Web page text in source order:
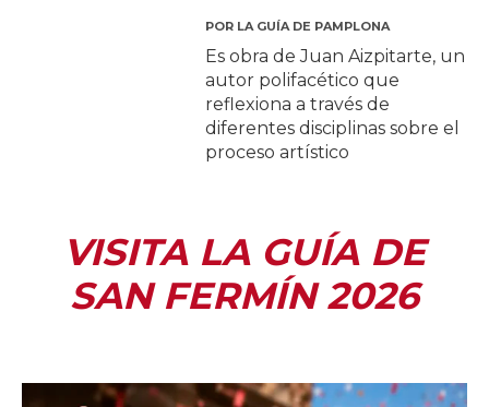
POR LA GUÍA DE PAMPLONA
Es obra de Juan Aizpitarte, un
autor polifacético que
reflexiona a través de
diferentes disciplinas sobre el
proceso artístico
VISITA LA GUÍA DE
SAN FERMÍN 2026